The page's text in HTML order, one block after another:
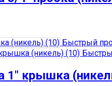
Быстрый
1″ крышка